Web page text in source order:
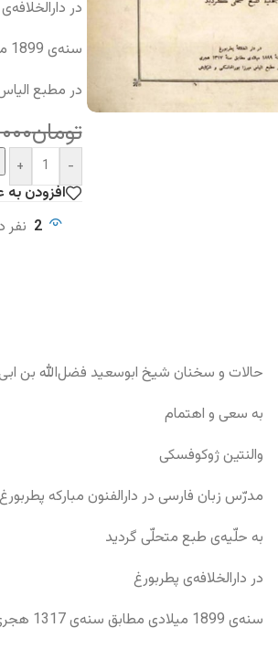
در
سنه‌ی 1899 میلادی مطابق سنه‌ی 1317 هجری
در مطبع
تومان
-
+
افزودن به
2
حالات و سخنان شیخ ابوسعید فضل‌الله بن
به سعی و اهتمام
والنتین ژوکوفسکی
مدرّس زبان فارسی در دارالفنون مبارکه پطربورغ
به حلّیه‌ی طبع متحلّی گردید
در دارالخلافه‌ی پطربورغ
سنه‌ی 1899 میلادی مطابق سنه‌ی 1317 هجری